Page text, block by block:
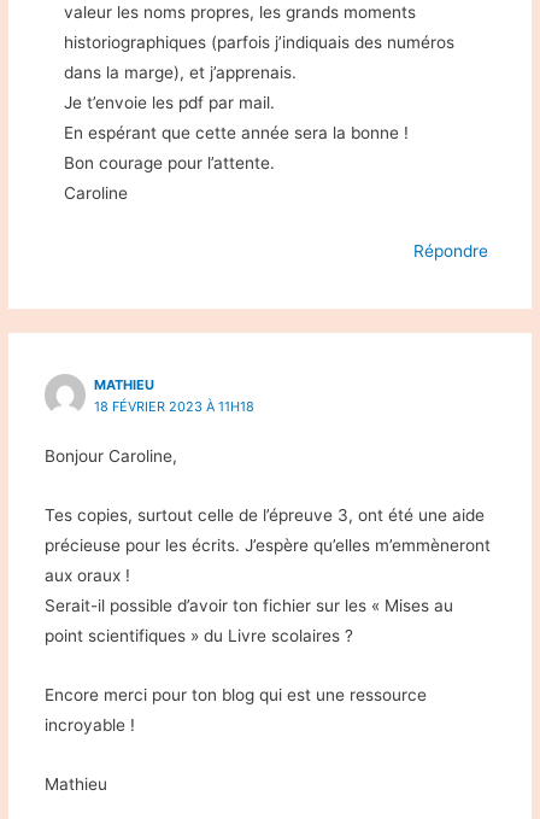
valeur les noms propres, les grands moments
historiographiques (parfois j’indiquais des numéros
dans la marge), et j’apprenais.
Je t’envoie les pdf par mail.
En espérant que cette année sera la bonne !
Bon courage pour l’attente.
Caroline
Répondre
MATHIEU
18 FÉVRIER 2023 À 11H18
Bonjour Caroline,
Tes copies, surtout celle de l’épreuve 3, ont été une aide
précieuse pour les écrits. J’espère qu’elles m’emmèneront
aux oraux !
Serait-il possible d’avoir ton fichier sur les « Mises au
point scientifiques » du Livre scolaires ?
Encore merci pour ton blog qui est une ressource
incroyable !
Mathieu